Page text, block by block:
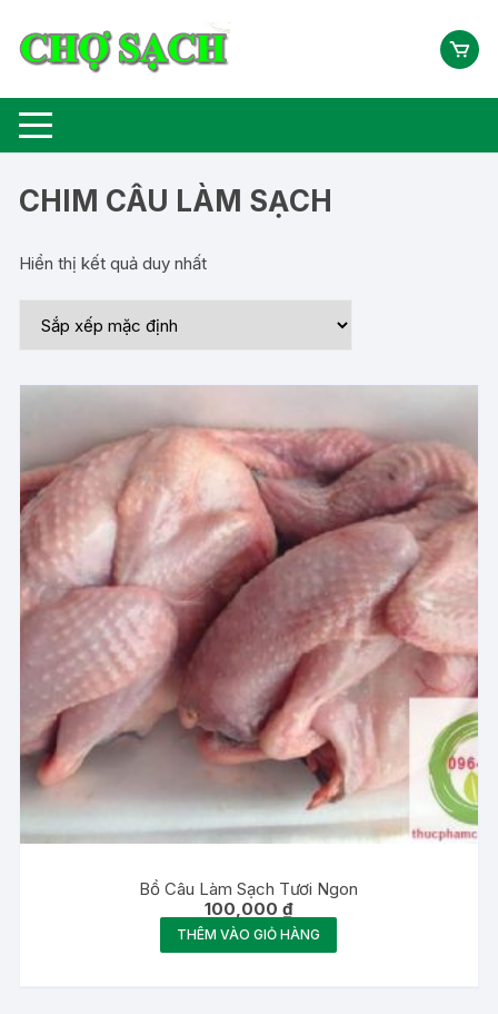
CHIM CÂU LÀM SẠCH
Hiển thị kết quả duy nhất
Bồ Câu Làm Sạch Tươi Ngon
100,000₫
THÊM VÀO GIỎ HÀNG